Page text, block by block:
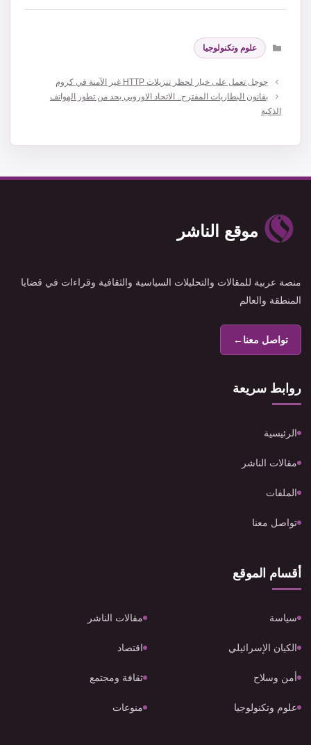
التصنيفات
علوم وتكنولوجيا
جوجل تعمل على خيار لحظر تنزيلات HTTP غير الآمنة في كروم
بقانون البطاريات المقترح.. الاتحاد الاوروبي يحد من تطور الهواتف
الذكية
موقع الناشر
منصة عربية للمقالات والتحليلات السياسية والثقافية وقراءات في قضايا
المنطقة والعالم
تواصل معنا←
روابط سريعة
الرئيسية
مقالات الناشر
الملفات
تواصل معنا
أقسام الموقع
سياسة مقالات الناشر
الكيان الإسرائيلي اقتصاد
أمن وسلاح ثقافة ومجتمع
علوم وتكنولوجيا منوعات